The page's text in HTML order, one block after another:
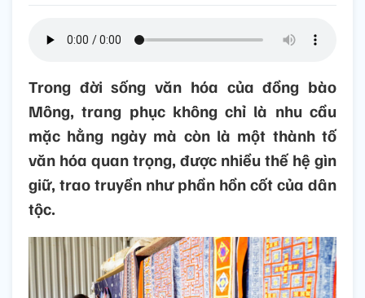
Trong đời sống văn hóa của đồng bào
Mông, trang phục không chỉ là nhu cầu
mặc hằng ngày mà còn là một thành tố
văn hóa quan trọng, được nhiều thế hệ gìn
giữ, trao truyền như phần hồn cốt của dân
tộc.